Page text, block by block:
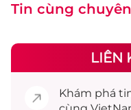
Tin cùng
LIÊN
Khám phá